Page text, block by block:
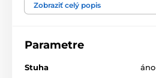
Zimné športy
Kovové medaily s potlačou
Zobraziť celý popis
Parametre
Stuha áno